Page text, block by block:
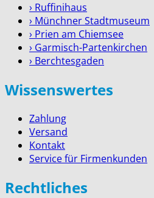
› Ruffinihaus
› Münchner Stadtmuseum
› Prien am Chiemsee
› Garmisch-Partenkirchen
› Berchtesgaden
Wissenswertes
Zahlung
Versand
Kontakt
Service für Firmenkunden
Rechtliches